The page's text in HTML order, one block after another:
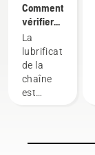
Comment
vérifier
que la
lubrification
de la
chaîne
fonctionne
La
lubrification
de la
chaîne
est
d'une